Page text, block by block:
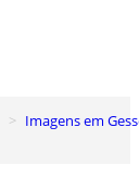
Imagens em